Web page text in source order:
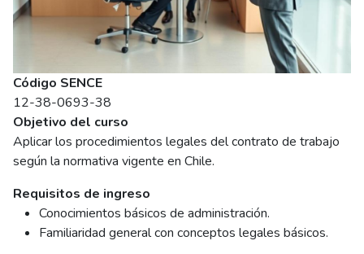
Código SENCE
12-38-0693-38
Objetivo del curso
Aplicar los procedimientos legales del contrato de trabajo
según la normativa vigente en Chile.
Requisitos de ingreso
Conocimientos básicos de administración.
Familiaridad general con conceptos legales básicos.